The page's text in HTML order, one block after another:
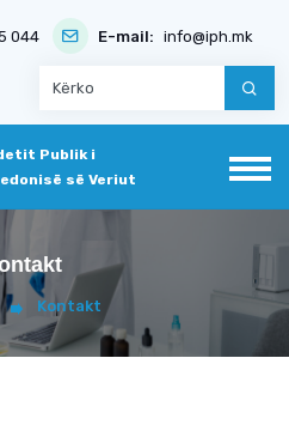
044 E-mail: info@iph.mk
Publik i
së Veriut
Kontakt